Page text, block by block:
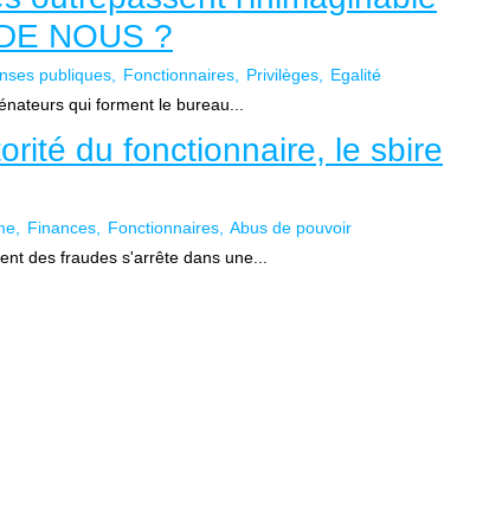
NOUS ?
publiques Fonctionnaires Privilèges
Egalité
qui forment le bureau...
du fonctionnaire, le sbire
Finances Fonctionnaires Abus de pouvoir
des fraudes s'arrête dans une...